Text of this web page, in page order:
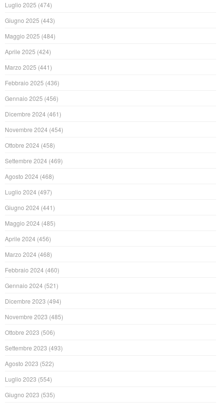
Luglio 2025 (474)
Giugno 2025 (443)
Maggio 2025 (484)
Aprile 2025 (424)
Marzo 2025 (441)
Febbraio 2025 (436)
Gennaio 2025 (456)
Dicembre 2024 (461)
Novembre 2024 (454)
Ottobre 2024 (458)
Settembre 2024 (469)
Agosto 2024 (468)
Luglio 2024 (497)
Giugno 2024 (441)
Maggio 2024 (485)
Aprile 2024 (456)
Marzo 2024 (468)
Febbraio 2024 (460)
Gennaio 2024 (521)
Dicembre 2023 (494)
Novembre 2023 (485)
Ottobre 2023 (506)
Settembre 2023 (493)
Agosto 2023 (522)
Luglio 2023 (554)
Giugno 2023 (535)